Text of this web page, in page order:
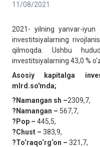
11/08/2021
2021- yilning yanvar-
investitsiyalarning
qilmoqda. Ushbu
investitsiyalarning 43,0 %
Asosiy kapitalga
mlrd.so'mda;
?Namangan sh –2309,7,
?Namangan – 567,7,
?Pop – 445,5,
?Chust – 383,9,
?To‘raqo‘rg‘on – 321,7,